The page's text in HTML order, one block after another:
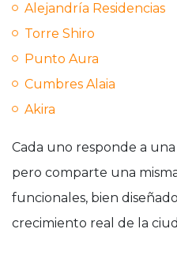
Alejandría Residencias
Torre Shiro
Punto Aura
Cumbres Alaia
Akira
Cada uno responde a
pero comparte una
funcionales, bien
crecimiento real de la